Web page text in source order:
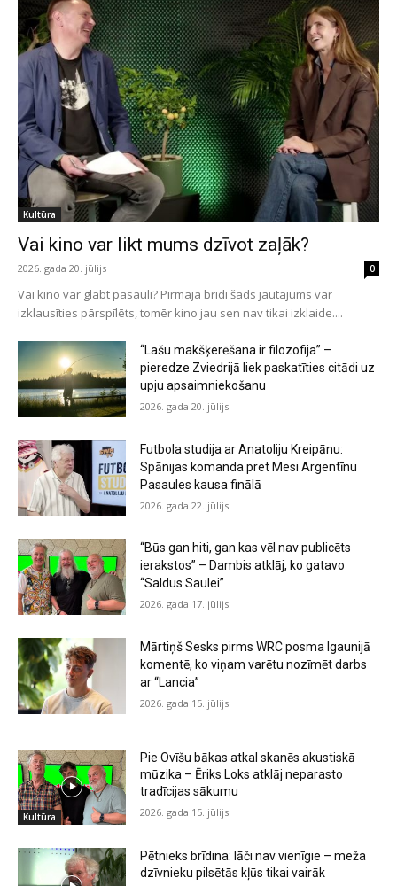
Kultūra
Vai kino var likt mums dzīvot zaļāk?
2026. gada 20. jūlijs 0
Vai kino var glābt pasauli? Pirmajā brīdī šāds jautājums var
izklausīties pārspīlēts, tomēr kino jau sen nav tikai izklaide....
“Lašu makšķerēšana ir filozofija” –
pieredze Zviedrijā liek paskatīties citādi uz
upju apsaimniekošanu
2026. gada 20. jūlijs
Futbola studija ar Anatoliju Kreipānu:
Spānijas komanda pret Mesi Argentīnu
Pasaules kausa finālā
2026. gada 22. jūlijs
“Būs gan hiti, gan kas vēl nav publicēts
ierakstos” – Dambis atklāj, ko gatavo
“Saldus Saulei”
2026. gada 17. jūlijs
Mārtiņš Sesks pirms WRC posma Igaunijā
komentē, ko viņam varētu nozīmēt darbs
ar “Lancia”
2026. gada 15. jūlijs
Kultūra
Pie Ovīšu bākas atkal skanēs akustiskā
mūzika – Ēriks Loks atklāj neparasto
tradīcijas sākumu
2026. gada 15. jūlijs
Pētnieks brīdina: lāči nav vienīgie – meža
dzīvnieku pilsētās kļūs tikai vairāk